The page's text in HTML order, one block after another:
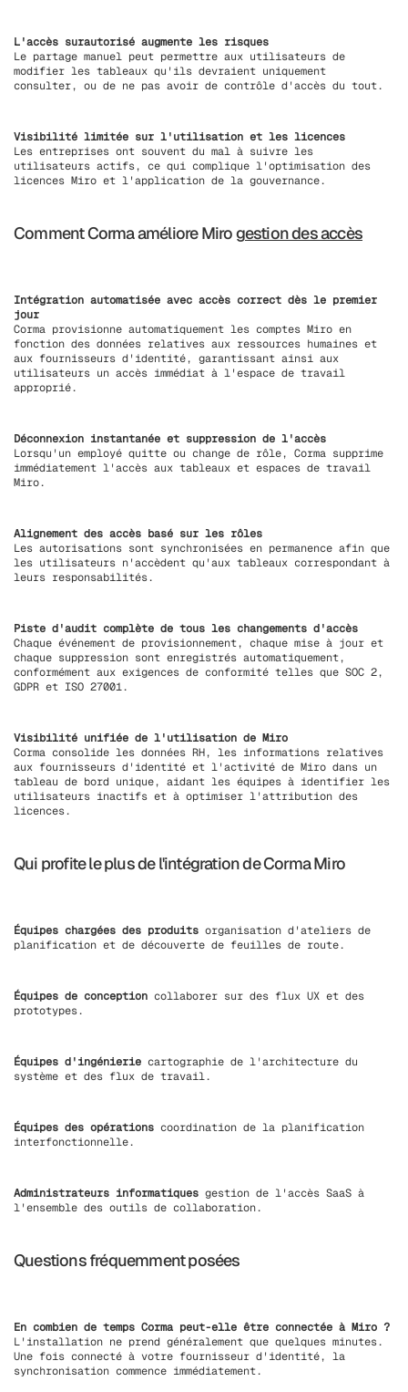
L'accès surautorisé augmente les risques
Le partage manuel peut permettre aux utilisateurs de
modifier les tableaux qu'ils devraient uniquement
consulter, ou de ne pas avoir de contrôle d'accès du tout.
Visibilité limitée sur l'utilisation et les licences
Les entreprises ont souvent du mal à suivre les
utilisateurs actifs, ce qui complique l'optimisation des
licences Miro et l'application de la gouvernance.
Comment Corma améliore Mirogestion des accès
Intégration automatisée avec accès correct dès le premier
jour
Corma provisionne automatiquement les comptes Miro en
fonction des données relatives aux ressources humaines et
aux fournisseurs d'identité, garantissant ainsi aux
utilisateurs un accès immédiat à l'espace de travail
approprié.
Déconnexion instantanée et suppression de l'accès
Lorsqu'un employé quitte ou change de rôle, Corma supprime
immédiatement l'accès aux tableaux et espaces de travail
Miro.
Alignement des accès basé sur les rôles
Les autorisations sont synchronisées en permanence afin que
les utilisateurs n'accèdent qu'aux tableaux correspondant à
leurs responsabilités.
Piste d'audit complète de tous les changements d'accès
Chaque événement de provisionnement, chaque mise à jour et
chaque suppression sont enregistrés automatiquement,
conformément aux exigences de conformité telles que SOC 2,
GDPR et ISO 27001.
Visibilité unifiée de l'utilisation de Miro
Corma consolide les données RH, les informations relatives
aux fournisseurs d'identité et l'activité de Miro dans un
tableau de bord unique, aidant les équipes à identifier les
utilisateurs inactifs et à optimiser l'attribution des
licences.
Qui profite le plus de l'intégration de Corma Miro
Équipes chargées des produits organisation d'ateliers de
planification et de découverte de feuilles de route.
Équipes de conception collaborer sur des flux UX et des
prototypes.
Équipes d'ingénierie cartographie de l'architecture du
système et des flux de travail.
Équipes des opérations coordination de la planification
interfonctionnelle.
Administrateurs informatiques gestion de l'accès SaaS à
l'ensemble des outils de collaboration.
Questions fréquemment posées
En combien de temps Corma peut-elle être connectée à Miro ?
L'installation ne prend généralement que quelques minutes.
Une fois connecté à votre fournisseur d'identité, la
synchronisation commence immédiatement.